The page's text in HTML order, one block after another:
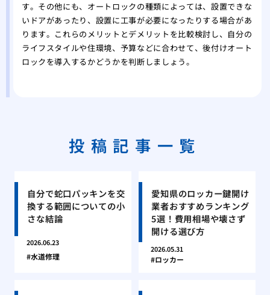
す。その他にも、オートロックの種類によっては、設置できな
いドアがあったり、設置に工事が必要になったりする場合があ
ります。これらのメリットとデメリットを比較検討し、自分の
ライフスタイルや住環境、予算などに合わせて、後付けオート
ロックを導入するかどうかを判断しましょう。
投稿記事一覧
自分で蛇口パッキンを交
換する範囲についての小
さな結論
2026.06.23
水道修理
愛知県のロッカー鍵開け
業者おすすめランキング
5選！費用相場や壊さず
開ける選び方
2026.05.31
ロッカー